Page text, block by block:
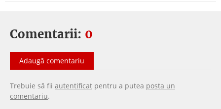
Comentarii: 0
Adaugă comentariu
Trebuie să fii autentificat pentru a putea posta un
comentariu.